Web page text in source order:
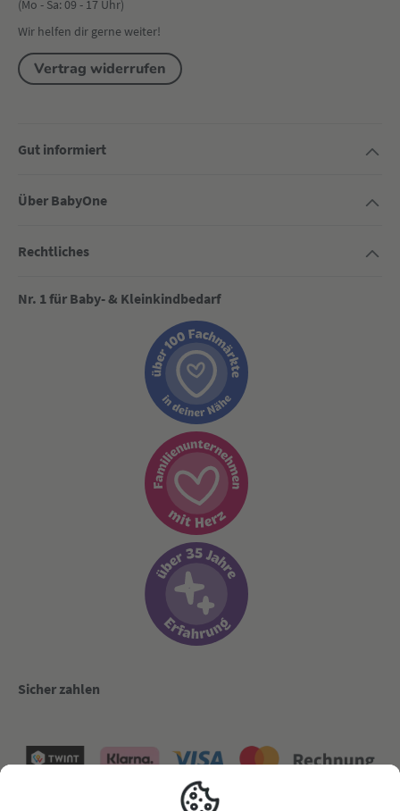
(Mo - Sa: 09 - 17 Uhr)
Wir helfen dir gerne weiter!
Vertrag widerrufen
Gut informiert
Über BabyOne
Rechtliches
Nr. 1 für Baby- & Kleinkindbedarf
Sicher zahlen